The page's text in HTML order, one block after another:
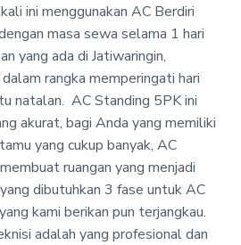
ini menggunakan AC Berdiri
masa sewa selama 1 hari
yang ada di Jatiwaringin,
rangka memperingati hari
natalan. AC Standing 5PK ini
akurat, bagi Anda yang memiliki
yang cukup banyak, AC
ruangan yang menjadi
dibutuhkan 3 fase untuk AC
kami berikan pun terjangkau.
adalah yang profesional dan